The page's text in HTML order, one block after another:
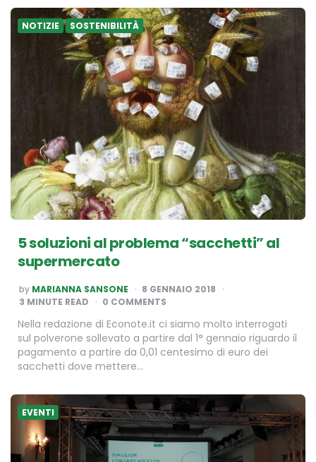
NOTIZIE SOSTENIBILITÀ
5 soluzioni al problema “sacchetti” al
supermercato
POSTED
BY
by MARIANNA SANSONE
8 GENNAIO 2018
3 MINUTE READ 0 COMMENTS
Nella redazione di Econote.it ci siamo molto interrogati
sul polverone sollevato a partire dal 1° gennaio riguardo il
pagamento a partire da 0,01 centesimo di euro dei
sacchetti dove mettere…
EVENTI